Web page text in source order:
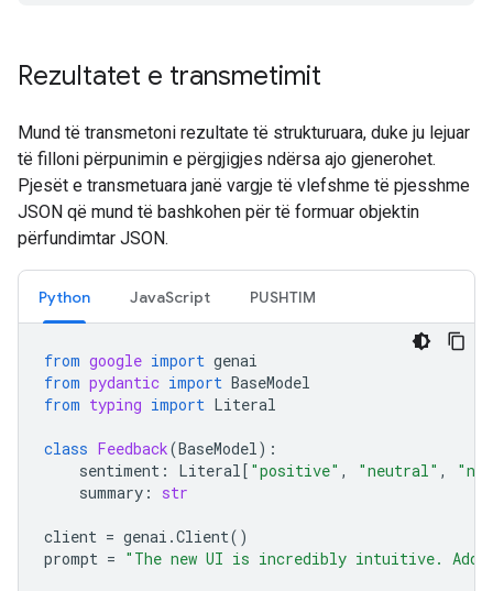
Rezultatet e transmetimit
Mund të transmetoni rezultate të strukturuara, duke ju lejuar
të filloni përpunimin e përgjigjes ndërsa ajo gjenerohet.
Pjesët e transmetuara janë vargje të vlefshme të pjesshme
JSON që mund të bashkohen për të formuar objektin
përfundimtar JSON.
Python JavaScript PUSHTIM
from google import genai
from pydantic import BaseModel
from typing import Literal
class Feedback(BaseModel):
sentiment : Literal[ "positive" , "neutral" ,
summary : str
client = genai .Client()
prompt = "The new UI is incredibly intuitive. Add